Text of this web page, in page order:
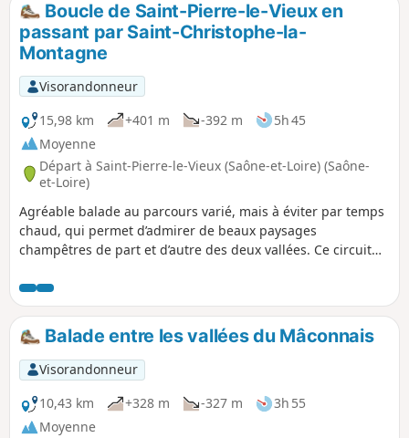
p
Boucle de Saint-Pierre-le-Vieux en
passant par Saint-Christophe-la-
Montagne
Visorandonneur
15,98 km
+401 m -392 m
5h 45
Moyenne
Départ à Saint-Pierre-le-Vieux (Saône-et-Loire) (Saône-
et-Loire)
Agréable balade au parcours varié, mais à éviter par temps
chaud, qui permet d’admirer de beaux paysages
champêtres de part et d’autre des deux vallées. Ce circuit
hameau de Nuzillet avant de rejoindre une crête
descendante passant par Saint-Christophe-la-Montagne. En
gros 6 km de montée et 9 km de descente vous attendent.
Balade entre les vallées du Mâconnais
Visorandonneur
10,43 km
+328 m -327 m
3h 55
Moyenne